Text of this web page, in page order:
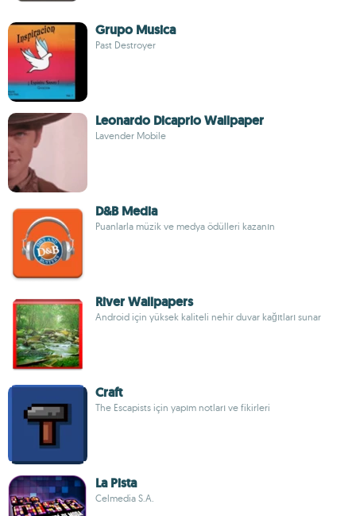
Grupo Musica
Past Destroyer
Leonardo Dicaprio Wallpaper
Lavender Mobile
D&B Media
Puanlarla müzik ve medya ödülleri kazanın
River Wallpapers
Android için yüksek kaliteli nehir duvar kağıtları sunar
Craft
The Escapists için yapım notları ve fikirleri
La Pista
Celmedia S.A.